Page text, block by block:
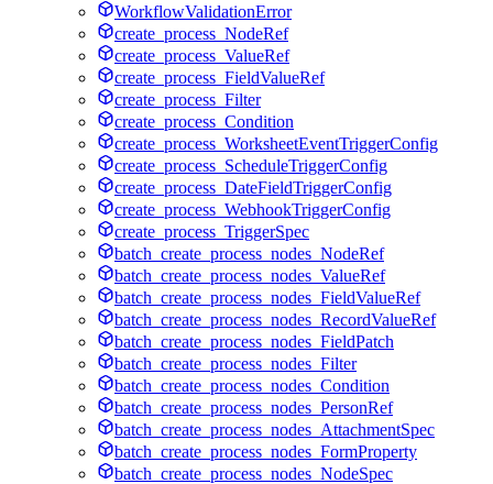
WorkflowValidationError
create_process_NodeRef
create_process_ValueRef
create_process_FieldValueRef
create_process_Filter
create_process_Condition
create_process_WorksheetEventTriggerConfig
create_process_ScheduleTriggerConfig
create_process_DateFieldTriggerConfig
create_process_WebhookTriggerConfig
create_process_TriggerSpec
batch_create_process_nodes_NodeRef
batch_create_process_nodes_ValueRef
batch_create_process_nodes_FieldValueRef
batch_create_process_nodes_RecordValueRef
batch_create_process_nodes_FieldPatch
batch_create_process_nodes_Filter
batch_create_process_nodes_Condition
batch_create_process_nodes_PersonRef
batch_create_process_nodes_AttachmentSpec
batch_create_process_nodes_FormProperty
batch_create_process_nodes_NodeSpec